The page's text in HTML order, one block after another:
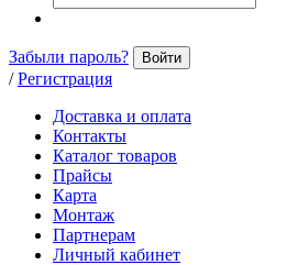
Забыли пароль? Войти
/ Регистрация
Доставка и оплата
Контакты
Каталог товаров
Прайсы
Карта
Монтаж
Партнерам
Личный кабинет